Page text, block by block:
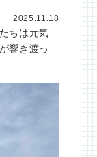
2025.11.18
ちは元気
響き渡っ